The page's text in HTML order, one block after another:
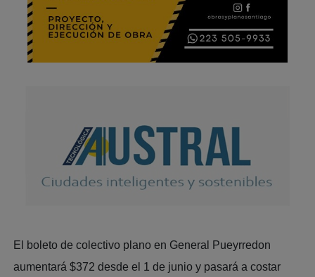
El boleto de colectivo plano en General Pueyrredon
aumentará $372 desde el 1 de junio y pasará a costar